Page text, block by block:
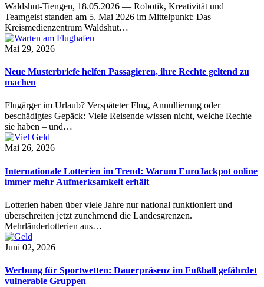
Waldshut-Tiengen, 18.05.2026 — Robotik, Kreativität und
Teamgeist standen am 5. Mai 2026 im Mittelpunkt: Das
Kreismedienzentrum Waldshut…
Mai 29, 2026
Neue Musterbriefe helfen Passagieren, ihre Rechte geltend zu
machen
Flugärger im Urlaub? Verspäteter Flug, Annullierung oder
beschädigtes Gepäck: Viele Reisende wissen nicht, welche Rechte
sie haben – und…
Mai 26, 2026
Internationale Lotterien im Trend: Warum EuroJackpot online
immer mehr Aufmerksamkeit erhält
Lotterien haben über viele Jahre nur national funktioniert und
überschreiten jetzt zunehmend die Landesgrenzen.
Mehrländerlotterien aus…
Juni 02, 2026
Werbung für Sportwetten: Dauerpräsenz im Fußball gefährdet
vulnerable Gruppen